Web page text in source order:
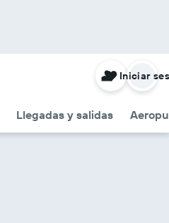
Llegadas y salidas
Iniciar